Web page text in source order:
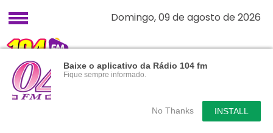
Baixe o aplicativo da Rádio 104 fm
Fique sempre informado.
No Thanks INSTALL
Domingo, 09 de agosto de 2026